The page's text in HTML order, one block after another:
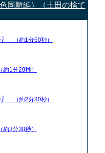
同順編）（土田の捨て
（約1分50秒）
（約1分20秒）
（約2分30秒）
（約3分30秒）